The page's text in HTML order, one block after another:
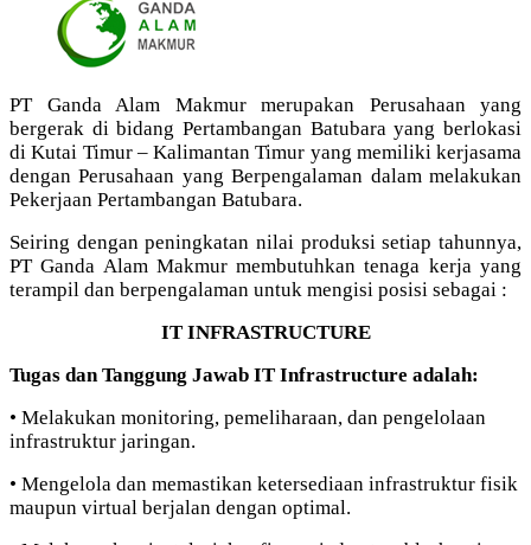
PT Ganda Alam Makmur merupakan Perusahaan yang
bergerak di bidang Pertambangan Batubara yang berlokasi
di Kutai Timur – Kalimantan Timur yang memiliki kerjasama
dengan Perusahaan yang Berpengalaman dalam melakukan
Pekerjaan Pertambangan Batubara.
Seiring dengan peningkatan nilai produksi setiap tahunnya,
PT Ganda Alam Makmur membutuhkan tenaga kerja yang
terampil dan berpengalaman untuk mengisi posisi sebagai :
IT INFRASTRUCTURE
Tugas dan Tanggung Jawab IT Infrastructure adalah:
• Melakukan monitoring, pemeliharaan, dan pengelolaan
infrastruktur jaringan.
• Mengelola dan memastikan ketersediaan infrastruktur fisik
maupun virtual berjalan dengan optimal.